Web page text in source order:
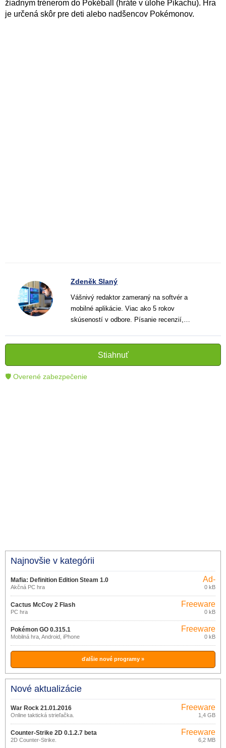
žiadnym trénerom do Pokéball (hráte v úlohe Pikachu). Hra
je určená skôr pre deti alebo nadšencov Pokémonov.
Zdeněk Slaný
Vášnivý redaktor zameraný na softvér a
mobilné aplikácie. Viac ako 5 rokov
skúseností v odbore. Písanie recenzií,
informatívnych textov, ktoré pomáhajú
čitateľom lepšie porozumieť a využiť moderné
technológie.
Stiahnuť
🛡 Overené zabezpečenie
Najnovšie v kategórii
Mafia: Definition Edition Steam 1.0
Akčná PC hra
Ad-
supported
0 kB
Cactus McCoy 2 Flash
PC hra
Freeware
0 kB
Pokémon GO 0.315.1
Mobilná hra, Android, iPhone
Freeware
0 kB
ďalšie nové programy »
Nové aktualizácie
War Rock 21.01.2016
Online taktická strieľačka.
Freeware
1,4 GB
Counter-Strike 2D 0.1.2.7 beta
2D Counter-Strike.
Freeware
6,2 MB